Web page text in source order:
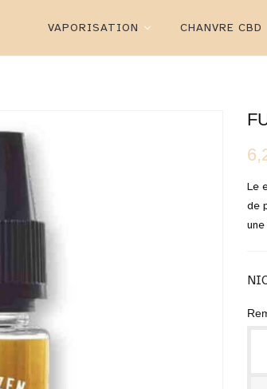
VAPORISATION CHANVRE CBD
Le
de